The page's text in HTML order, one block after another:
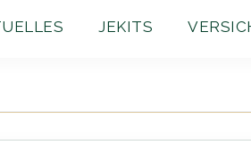
JEKITS